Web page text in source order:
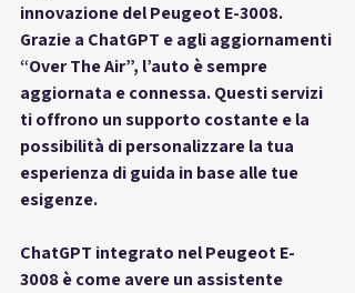
innovazione del Peugeot E-3008.
Grazie a ChatGPT e agli aggiornamenti
“Over The Air”, l’auto è sempre
aggiornata e connessa. Questi servizi
ti offrono un supporto costante e la
possibilità di personalizzare la tua
esperienza di guida in base alle tue
esigenze.
ChatGPT integrato nel Peugeot E-
3008 è come avere un assistente